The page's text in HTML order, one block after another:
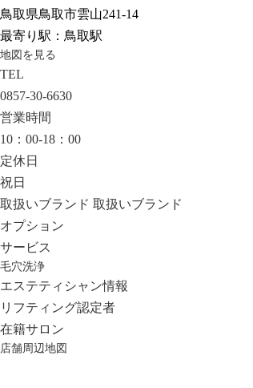
鳥取県鳥取市雲山241-14
最寄り駅：鳥取駅
地図を見る
TEL
0857-30-6630
営業時間
10：00-18：00
定休日
祝日
取扱いブランド 取扱いブランド
オプション
サービス
毛穴洗浄
エステティシャン情報
リフティング認定者
在籍サロン
店舗周辺地図